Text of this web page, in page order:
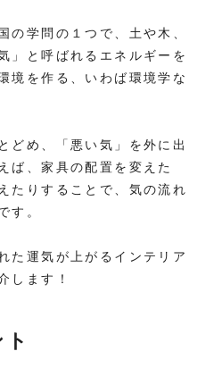
の学問の１つで、土や木、
」と呼ばれるエネルギーを
境を作る、いわば環境学な
どめ、「悪い気」を外に出
ば、家具の配置を変えた
たりすることで、気の流れ
す。
た運気が上がるインテリア
します！